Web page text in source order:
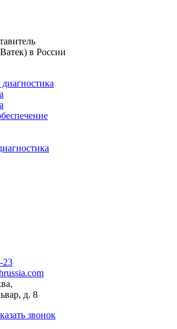
в России
23
д. 8
звонок